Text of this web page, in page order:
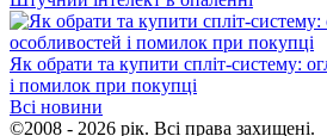
Як обрати та купити спліт-систему:
і помилок при покупці
Всі новини
©2008 - 2026 рік. Всі права захищені.